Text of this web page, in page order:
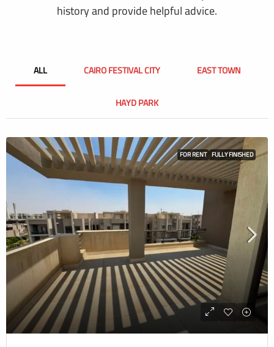
history and provide helpful advice.
ALL CAIRO FESTIVAL CITY EAST TOWN
HAYD PARK
FOR RENT FULLY FINISHED